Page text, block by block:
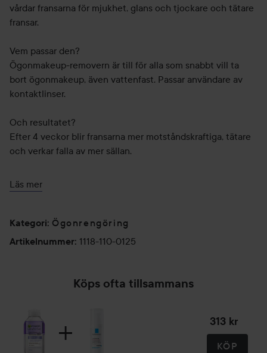
vårdar fransarna för mjukhet, glans och tjockare och tätare
fransar.
Vem passar den?
Ögonmakeup-removern är till för alla som snabbt vill ta
bort ögonmakeup, även vattenfast. Passar användare av
kontaktlinser.
Och resultatet?
Efter 4 veckor blir fransarna mer motståndskraftiga, tätare
och verkar falla av mer sällan.
Användning: Skaka flaskan så att vätskorna blandas.
Applicera några droppar på en bomullsrondell och håll den
ögonen utan att gnugga.
125 ml
Läs mer
Kategori: Ögonrengöring
Artikelnummer: 1118-110-0125
Köps ofta tillsammans
313 kr
KÖP